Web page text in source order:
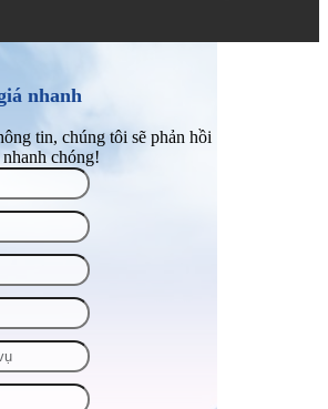
nhanh
tin, chúng tôi sẽ phản hồi
nhanh chóng!